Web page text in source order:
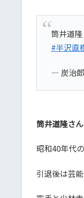
筒井道
#半沢直
— 炭治
筒井道隆さ
昭和40年代
引退後は芸